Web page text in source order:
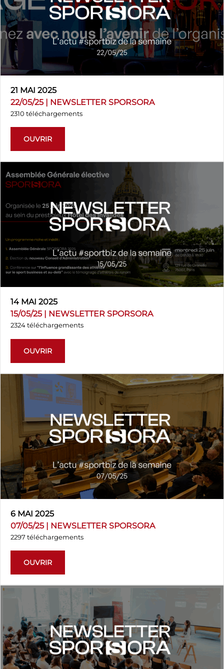
21 MAI 2025
22/05/25 | NEWSLETTER SPORSORA
2310 téléchargements
OUVRIR
14 MAI 2025
15/05/25 | NEWSLETTER SPORSORA
2324 téléchargements
OUVRIR
6 MAI 2025
07/05/25 | NEWSLETTER SPORSORA
2297 téléchargements
OUVRIR